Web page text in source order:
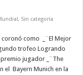
, Sin categoría
coronó como _¨El Mejor
trofeo Logrando
jugador _¨The
el Bayern Munich en la